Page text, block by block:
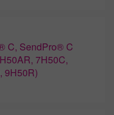
C, SendPro® C
7H50C,
9H50R)